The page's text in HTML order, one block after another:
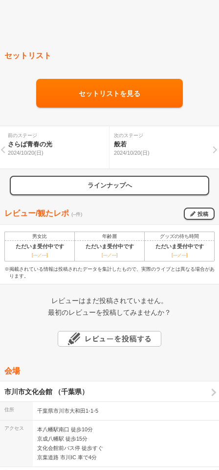
セットリスト
セットリストを見る
前のステージ
さらば青春の光
2024/10/20(日)
次のステージ
般若
2024/10/20(日)
ラインナップへ
レビュー/観たレポ (--件) 投稿
男女比 年齢層 グッズの待ち時間
ただいま受付中です ただいま受付中です ただいま受付中です
[---／---] [---／---] [---／---]
※掲載されている情報は投稿されたデータを集計したもので、実際のライブとは異なる場合があ
ります。
レビューはまだ投稿されていません。
最初のレビューを投稿してみませんか？
会場
市川市文化会館 （千葉県）
住所 千葉県市川市大和田1-1-5
アクセス
本八幡駅南口 徒歩10分
京成八幡駅 徒歩15分
文化会館前バス停 徒歩すぐ
京葉道路 市川IC 車で4分